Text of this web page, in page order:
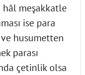
hâl meşakkatle
ise para
husumetten
parası
çetinlik olsa